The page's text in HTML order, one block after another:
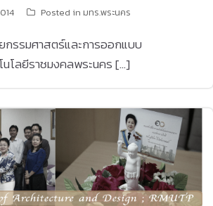
Posted in มทร.พระนคร
รมศาสตร์และการออกแบบ
นโลยีราชมงคลพระนคร […]